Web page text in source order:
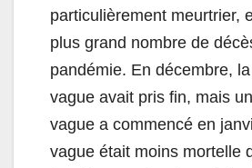
particulièrement meurtrier,
plus grand nombre de
pandémie. En décembre,
vague avait pris fin, mais
vague a commencé en
vague était moins mortelle